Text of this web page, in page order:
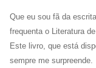
Que eu sou fã da
frequenta o Literatura
Este livro, que está
sempre me surpreende.